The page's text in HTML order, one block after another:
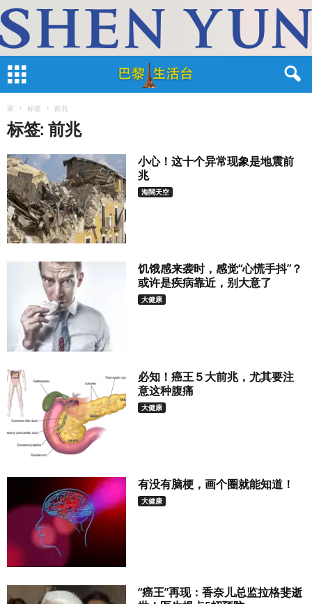
家 标签 前兆
标签: 前兆
小心！这十个异常现象是地震前
兆
海闊天空
饥饿感来袭时，感觉“心慌手抖”？
或许是疾病靠近，别大意了
大健康
必知！癌王５大前兆，尤其要注
意这种腹痛
大健康
有没有脑梗，画个圈就能知道！
大健康
“癌王”再现：香奈儿总监拉格斐逝